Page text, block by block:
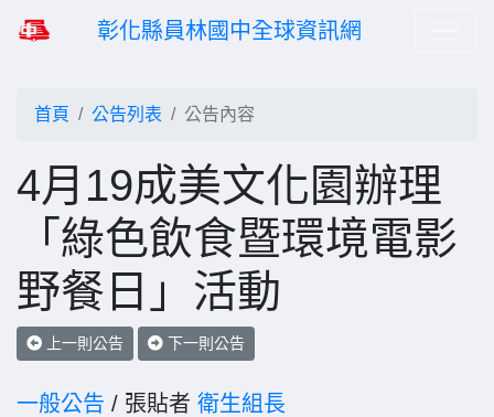
彰化縣員林國中全球資訊網
首頁 公告列表 公告內容
4月19成美文化園辦理
「綠色飲食暨環境電影
野餐日」活動
上一則公告 下一則公告
一般公告 / 張貼者 衛生組長